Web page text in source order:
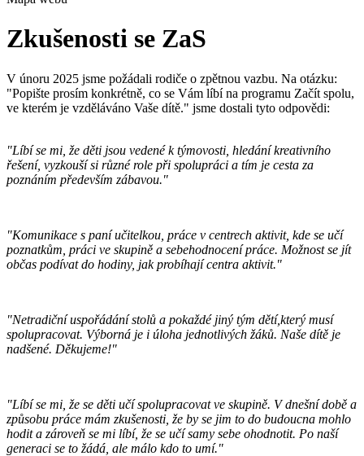
Zkušenosti se ZaS
V únoru 2025 jsme požádali rodiče o zpětnou vazbu. Na otázku:
"Popište prosím konkrétně, co se Vám líbí na programu Začít spolu,
ve kterém je vzděláváno Vaše dítě." jsme dostali tyto odpovědi:
"Líbí se mi, že děti jsou vedené k týmovosti, hledání kreativního
řešení, vyzkouší si různé role při spolupráci a tím je cesta za
poznáním především zábavou."
"Komunikace s paní učitelkou, práce v centrech aktivit, kde se učí
poznatkům, práci ve skupině a sebehodnocení práce. Možnost se jít
občas podívat do hodiny, jak probíhají centra aktivit."
"Netradiční uspořádání stolů a pokaždé jiný tým dětí,který musí
spolupracovat. Výborná je i úloha jednotlivých žáků. Naše dítě je
nadšené. Děkujeme!"
"Líbí se mi, že se děti učí spolupracovat ve skupině. V dnešní době a
způsobu práce mám zkušenosti, že by se jim to do budoucna mohlo
hodit a zároveň se mi líbí, že se učí samy sebe ohodnotit. Po naší
generaci se to žádá, ale málo kdo to umí."